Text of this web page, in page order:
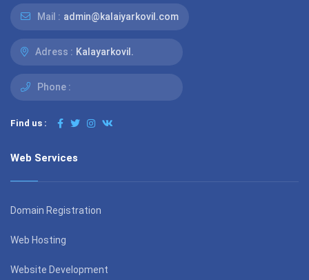
Mail : admin@kalaiyarkovil.com
Adress : Kalayarkovil.
Phone :
Find us :
Web Services
Domain Registration
Web Hosting
Website Development